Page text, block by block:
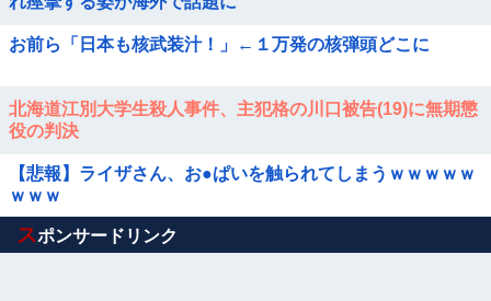
お前ら「日本も核武装汁！」←１万発の核弾頭どこに
北海道江別大学生殺人事件、主犯格の川口被告(19)に無期懲
役の判決
【悲報】ライザさん、お●ぱいを触られてしまうｗｗｗｗｗ
ｗｗｗ
Powered by livedoor 相互RSS
スポンサードリンク